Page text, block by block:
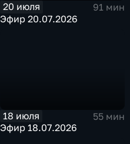
20 июля
91 мин
Эфир 20.07.2026
18 июля
55 мин
Эфир 18.07.2026